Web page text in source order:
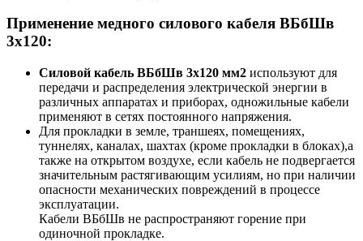
Применение медного силового кабеля ВБбШв
3x120:
Силовой кабель ВБбШв 3х120 мм2 используют для
передачи и распределения электрической энергии в
различных аппаратах и приборах, одножильные кабели
применяют в сетях постоянного напряжения.
Для прокладки в земле, траншеях, помещениях,
туннелях, каналах, шахтах (кроме прокладки в блоках),а
также на открытом воздухе, если кабель не подвергается
значительным растягивающим усилиям, но при наличии
опасности механических повреждений в процессе
эксплуатации.
Кабели ВБбШв не распространяют горение при
одиночной прокладке.